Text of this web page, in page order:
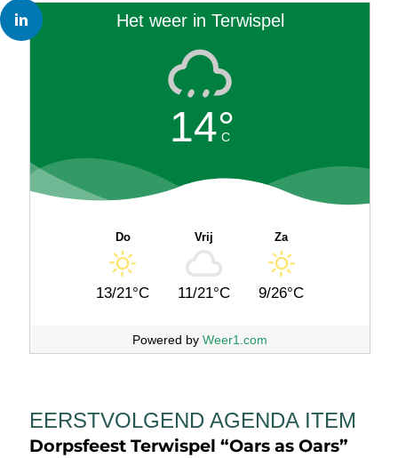
Het weer in Terwispel
14°
C
Do
13/21°C
Vrij
11/21°C
Za
9/26°C
Powered by Weer1.com
EERSTVOLGEND AGENDA ITEM
Dorpsfeest Terwispel “Oars as Oars”